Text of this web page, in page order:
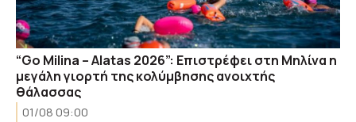
“Go Milina – Alatas 2026”: Επιστρέφει στη Μηλίνα η
μεγάλη γιορτή της κολύμβησης ανοιχτής
θάλασσας
01/08 09:00